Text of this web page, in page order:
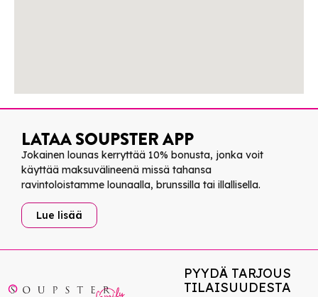
Jokainen lounas kerryttää 10% bonusta, jonka voit
käyttää maksuvälineenä missä tahansa
ravintoloistamme lounaalla, brunssilla tai illallisella.
LATAA SOUPSTER APP
Lue lisää
PYYDÄ TARJOUS
TILAISUUDESTA